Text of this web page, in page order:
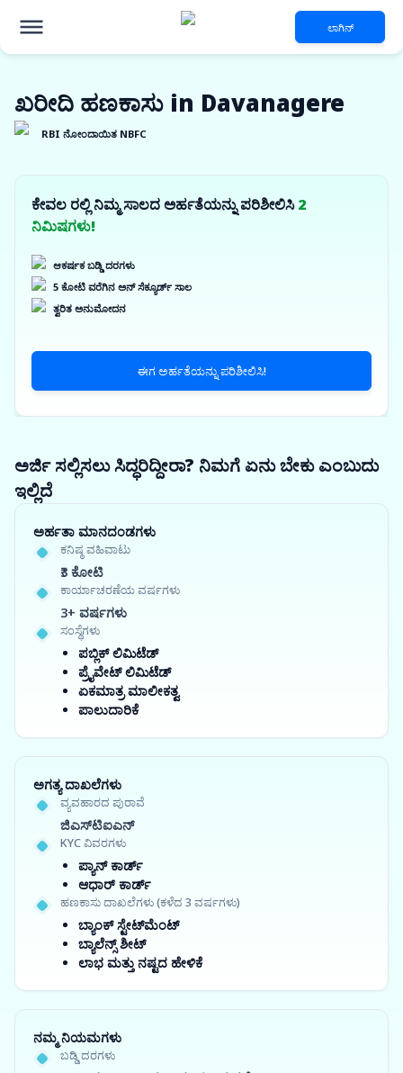
ಲಾಗಿನ್
ಖರೀದಿ ಹಣಕಾಸು in Davanagere
RBI ನೋಂದಾಯಿತ NBFC
ಕೇವಲ ರಲ್ಲಿ ನಿಮ್ಮ ಸಾಲದ ಅರ್ಹತೆಯನ್ನು ಪರಿಶೀಲಿಸಿ2
ನಿಮಿಷಗಳು!
ಆಕರ್ಷಕ ಬಡ್ಡಿ ದರಗಳು
5 ಕೋಟಿ ವರೆಗಿನ ಅನ್ ಸೆಕ್ಯೂರ್ಡ್ ಸಾಲ
ತ್ವರಿತ ಅನುಮೋದನ
ಈಗ ಅರ್ಹತೆಯನ್ನು ಪರಿಶೀಲಿಸಿ!
ಅರ್ಜಿ ಸಲ್ಲಿಸಲು ಸಿದ್ಧರಿದ್ದೀರಾ? ನಿಮಗೆ ಏನು ಬೇಕು ಎಂಬುದು
ಇಲ್ಲಿದೆ
ಅರ್ಹತಾ ಮಾನದಂಡಗಳು
ಕನಿಷ್ಠ ವಹಿವಾಟು
₹3 ಕೋಟಿ
ಕಾರ್ಯಾಚರಣೆಯ ವರ್ಷಗಳು
3+ ವರ್ಷಗಳು
ಸಂಸ್ಥೆಗಳು
ಪಬ್ಲಿಕ್ ಲಿಮಿಟೆಡ್
ಪ್ರೈವೇಟ್ ಲಿಮಿಟೆಡ್
ಏಕಮಾತ್ರ ಮಾಲೀಕತ್ವ
ಪಾಲುದಾರಿಕೆ
ಅಗತ್ಯ ದಾಖಲೆಗಳು
ವ್ಯವಹಾರದ ಪುರಾವೆ
ಜಿಎಸ್‍ಟಿಐಎನ್
KYC ವಿವರಗಳು
ಪ್ಯಾನ್ ಕಾರ್ಡ್
ಆಧಾರ್ ಕಾರ್ಡ್
ಹಣಕಾಸು ದಾಖಲೆಗಳು (ಕಳೆದ 3 ವರ್ಷಗಳು)
ಬ್ಯಾಂಕ್ ಸ್ಟೇಟ್‌ಮೆಂಟ್
ಬ್ಯಾಲೆನ್ಸ್ ಶೀಟ್
ಲಾಭ ಮತ್ತು ನಷ್ಟದ ಹೇಳಿಕೆ
ನಮ್ಮ ನಿಯಮಗಳು
ಬಡ್ಡಿ ದರಗಳು